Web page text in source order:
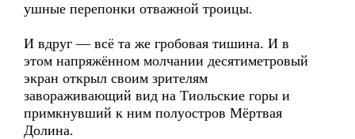
ушные перепонки отважной троицы.
И вдруг — всё та же гробовая тишина. И в
этом напряжённом молчании десятиметровый
экран открыл своим зрителям
завораживающий вид на Тиольские горы и
примкнувший к ним полуостров Мёртвая
Долина.